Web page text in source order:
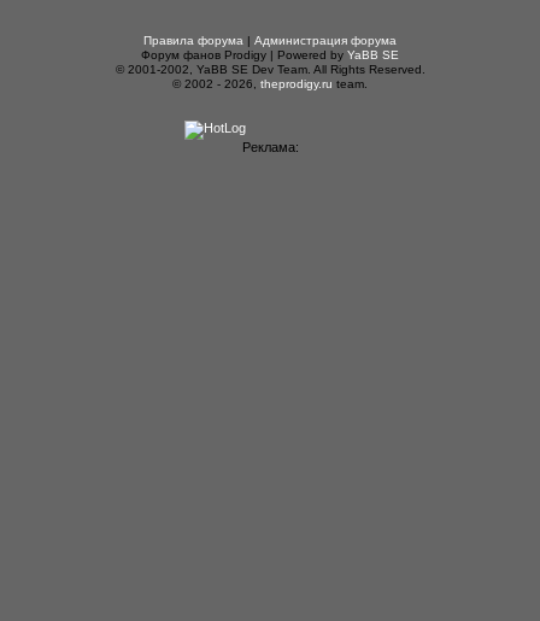
Правила форума | Администрация форума
Форум фанов Prodigy | Powered by YaBB SE
© 2001-2002, YaBB SE Dev Team. All Rights Reserved.
© 2002 - 2026, theprodigy.ru team.
Реклама: